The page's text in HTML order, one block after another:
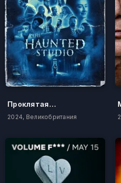
Проклятая студия
2024, Великобритания